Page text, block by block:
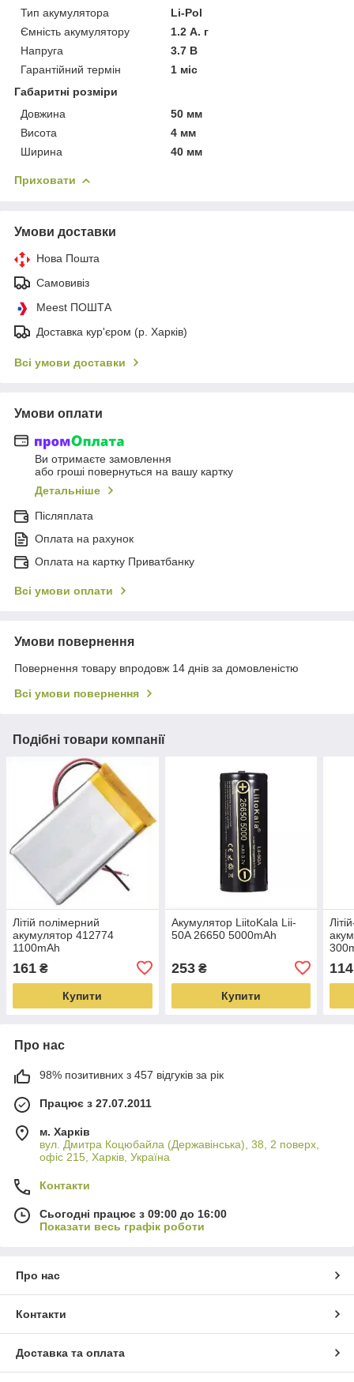
Тип акумулятора
Li-Pol
Ємність акумулятору
1.2 А. г
Напруга
3.7 В
Гарантійний термін
1 міс
Габаритні розміри
Довжина
50 мм
Висота
4 мм
Ширина
40 мм
Приховати
Умови доставки
Нова Пошта
Самовивіз
Meest ПОШТА
Доставка кур'єром (р. Харків)
Всі умови доставки
Умови оплати
Ви отримаєте замовлення
або гроші повернуться на вашу картку
Детальніше
Післяплата
Оплата на рахунок
Оплата на картку Приватбанку
Всі умови оплати
Умови повернення
Повернення товару впродовж 14 днів за домовленістю
Всі умови повернення
Подібні товари компанії
Літій полімерний
акумулятор 412774
1100mAh
161 ₴
Купити
Акумулятор LiitoKala Lii-
50A 26650 5000mАh
253₴
Купити
114
Про нас
98% позитивних з 457 відгуків за рік
Працює з 27.07.2011
м. Харків
вул. Дмитра Коцюбайла (Державінська), 38, 2 поверх,
офіс 215, Харків, Україна
Контакти
Сьогодні працює з 09:00 до 16:00
Показати весь графік роботи
Про нас
Контакти
Доставка та оплата